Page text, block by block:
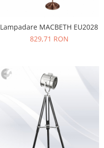
Lampadare MACBETH EU2028
829,71 RON